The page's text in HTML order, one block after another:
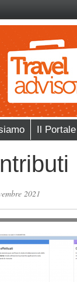
Il Portale
2021